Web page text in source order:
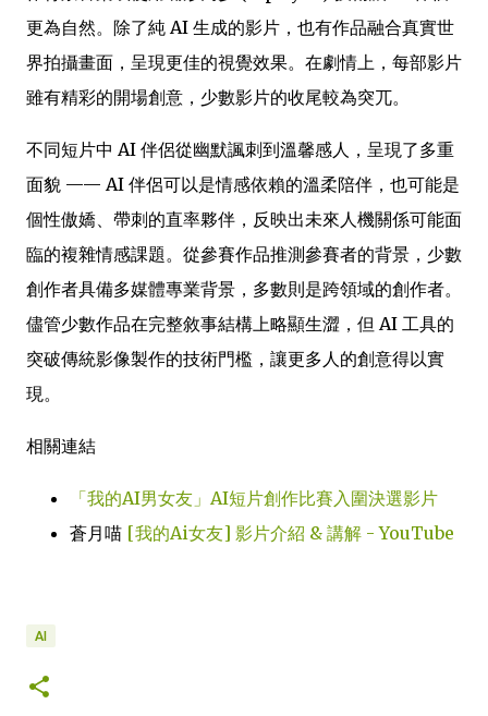
更為自然。除了純 AI 生成的影片，也有作品融合真實世
界拍攝畫面，呈現更佳的視覺效果。在劇情上，每部影片
雖有精彩的開場創意，少數影片的收尾較為突兀。
不同短片中 AI 伴侶從幽默諷刺到溫馨感人，呈現了多重
面貌 —— AI 伴侶可以是情感依賴的溫柔陪伴，也可能是
個性傲嬌、帶刺的直率夥伴，反映出未來人機關係可能面
臨的複雜情感課題。從參賽作品推測參賽者的背景，少數
創作者具備多媒體專業背景，多數則是跨領域的創作者。
儘管少數作品在完整敘事結構上略顯生澀，但 AI 工具的
突破傳統影像製作的技術門檻，讓更多人的創意得以實
現。
相關連結
「我的AI男女友」AI短片創作比賽入圍決選影片
蒼月喵 [我的Ai女友] 影片介紹 & 講解 - YouTube
AI